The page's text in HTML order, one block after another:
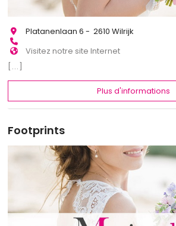
Platanenlaan 6 - 2610 Wilrijk
Visitez notre site Internet
[...]
Plus d'informations
Footprints